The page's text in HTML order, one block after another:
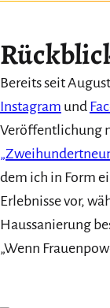
Bereits seit
Instagram und
Veröffentlichung
dem ich in Form
Erlebnisse vor,
Haussanierung
„Wenn